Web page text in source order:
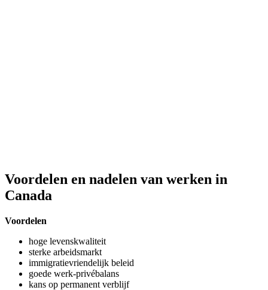
Voordelen en nadelen van werken in
Canada
Voordelen
hoge levenskwaliteit
sterke arbeidsmarkt
immigratievriendelijk beleid
goede werk-privébalans
kans op permanent verblijf